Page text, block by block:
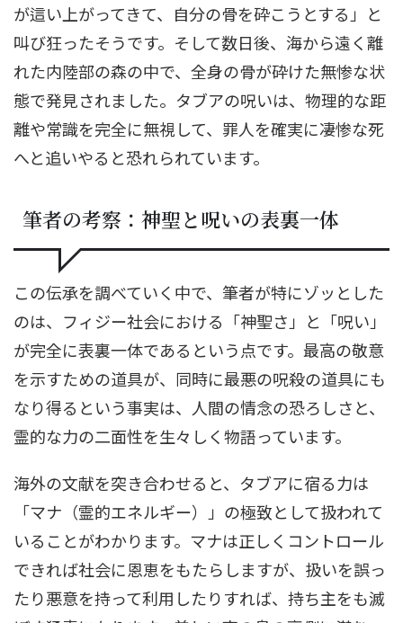
が這い上がってきて、自分の骨を砕こうとする」と
叫び狂ったそうです。そして数日後、海から遠く離
れた内陸部の森の中で、全身の骨が砕けた無惨な状
態で発見されました。タブアの呪いは、物理的な距
離や常識を完全に無視して、罪人を確実に凄惨な死
へと追いやると恐れられています。
筆者の考察：神聖と呪いの表裏一体
この伝承を調べていく中で、筆者が特にゾッとした
のは、フィジー社会における「神聖さ」と「呪い」
が完全に表裏一体であるという点です。最高の敬意
を示すための道具が、同時に最悪の呪殺の道具にも
なり得るという事実は、人間の情念の恐ろしさと、
霊的な力の二面性を生々しく物語っています。
海外の文献を突き合わせると、タブアに宿る力は
「マナ（霊的エネルギー）」の極致として扱われて
いることがわかります。マナは正しくコントロール
できれば社会に恩恵をもたらしますが、扱いを誤っ
たり悪意を持って利用したりすれば、持ち主をも滅